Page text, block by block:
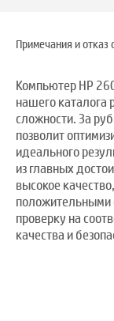
Примечания и отказ
Компьютер HP
нашего каталога
сложности. За
позволит
идеального
из главных
высокое
положительными
проверку на
качества и